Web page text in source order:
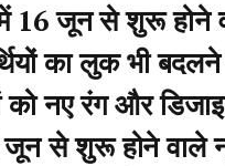
में 16 जून से शुरू
का लुक भी
नए रंग और
जून से शुरू होने वाले